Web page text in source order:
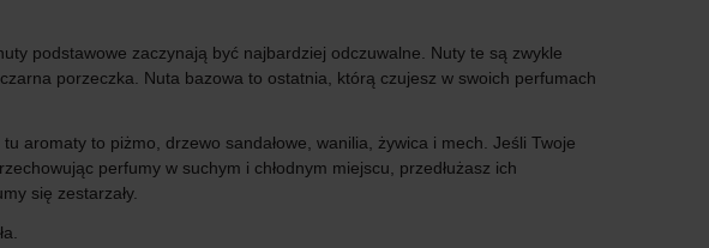
podstawowe zaczynają być najbardziej odczuwalne. Nuty te są zwykle
porzeczka. Nuta bazowa to ostatnia, którą czujesz w swoich perfumach
aromaty to piżmo, drzewo sandałowe, wanilia, żywica i mech. Jeśli Twoje
perfumy w suchym i chłodnym miejscu, przedłużasz ich
się zestarzały.